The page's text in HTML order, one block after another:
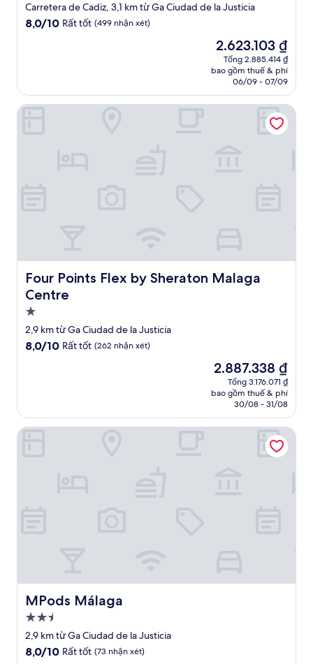
lưu
trú
Carretera de Cadiz, 3,1 km từ Ga Ciudad de la Justicia
8.0
nhận
xét)
8,0/10 Rất tốt (499 nhận xét)
Giá
hiện
tại
2.623.103 ₫
2.623.103 ₫
Tổng 2.885.414 ₫
bao gồm thuế & phí
06/09 - 07/09
Four Points Flex by Sheraton Malaga
Centre
Four Points Flex by Sheraton Malaga Centre
Nơi
lưu
trú
2,9 km từ Ga Ciudad de la Justicia
8.0
nhận
xét)
8,0/10 Rất tốt (262 nhận xét)
Giá
hiện
tại
2.887.338 ₫
2.887.338 ₫
Tổng 3.176.071 ₫
bao gồm thuế & phí
30/08 - 31/08
Four Points Flex by Sheraton Malaga Centre
MPods Málaga
MPods Málaga
Nơi
lưu
trú
2,9 km từ Ga Ciudad de la Justicia
8.0
8,0/10 Rất tốt (73 nhận xét)
MPods Málaga